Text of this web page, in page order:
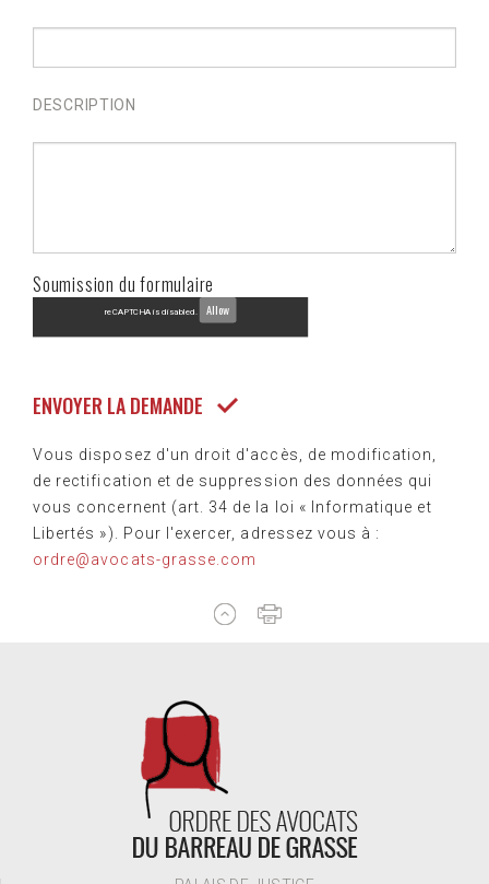
DESCRIPTION
Soumission du formulaire
reCAPTCHA is disabled. Allow
Vous disposez d'un droit d'accès, de modification,
de rectification et de suppression des données qui
vous concernent (art. 34 de la loi « Informatique et
Libertés »). Pour l'exercer, adressez vous à :
ordre@avocats-grasse.com